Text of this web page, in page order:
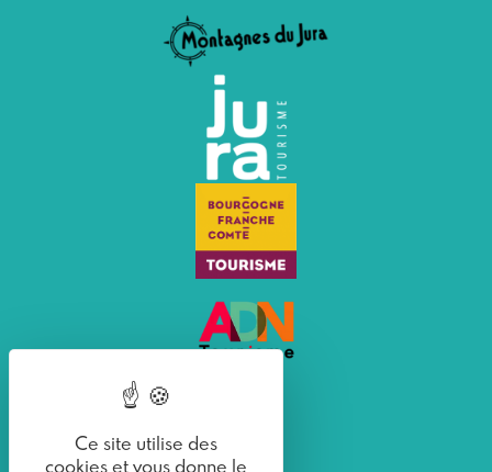
Ce site utilise des
cookies et vous donne le